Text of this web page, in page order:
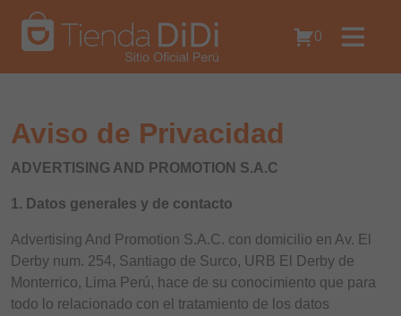
0
Aviso de Privacidad
ADVERTISING AND PROMOTION S.A.C
1. Datos generales y de contacto
Advertising And Promotion S.A.C. con domicilio en Av. El
Derby num. 254, Santiago de Surco, URB El Derby de
Monterrico, Lima Perú, hace de su conocimiento que para
todo lo relacionado con el tratamiento de los datos